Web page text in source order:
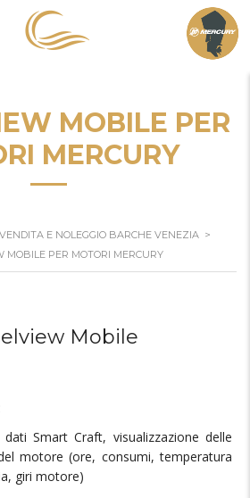
MOBILE PER
MERCURY
E NOLEGGIO BARCHE VENEZIA >
MOBILE PER MOTORI MERCURY
Mobile
Smart Craft, visualizzazione delle
motore (ore, consumi, temperatura
giri motore)